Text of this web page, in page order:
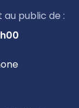
public de :